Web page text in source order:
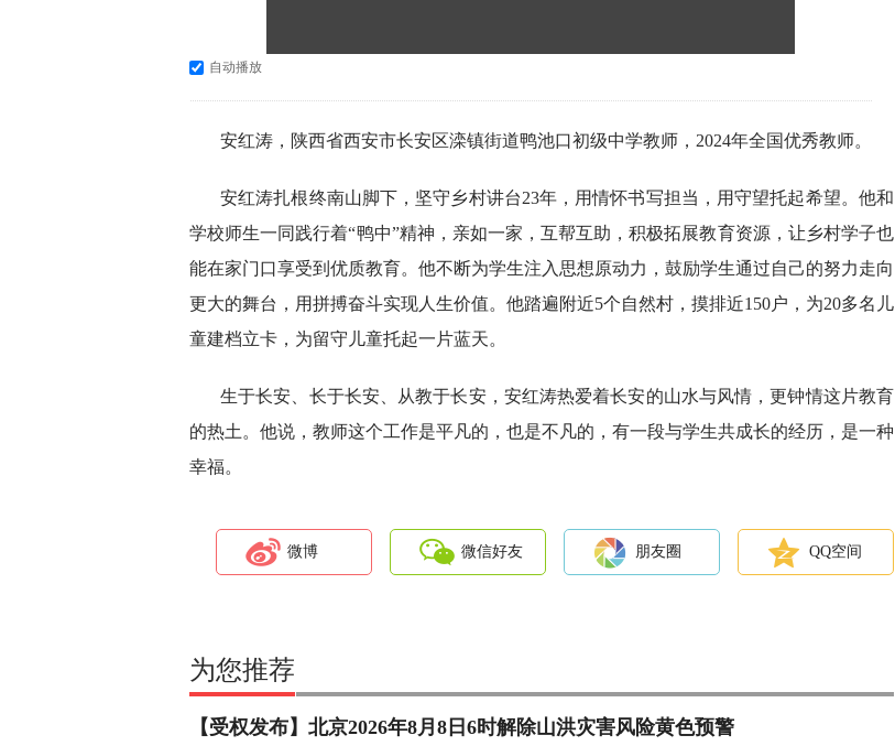
自动播放
安红涛，陕西省西安市长安区滦镇街道鸭池口初级中学教师，2024年全国优秀教师。
安红涛扎根终南山脚下，坚守乡村讲台23年，用情怀书写担当，用守望托起希望。他和
学校师生一同践行着“鸭中”精神，亲如一家，互帮互助，积极拓展教育资源，让乡村学子也
能在家门口享受到优质教育。他不断为学生注入思想原动力，鼓励学生通过自己的努力走向
更大的舞台，用拼搏奋斗实现人生价值。他踏遍附近5个自然村，摸排近150户，为20多名儿
童建档立卡，为留守儿童托起一片蓝天。
生于长安、长于长安、从教于长安，安红涛热爱着长安的山水与风情，更钟情这片教育
的热土。他说，教师这个工作是平凡的，也是不凡的，有一段与学生共成长的经历，是一种
幸福。
微博 微信好友 朋友圈 QQ空间
为您推荐
【受权发布】北京2026年8月8日6时解除山洪灾害风险黄色预警